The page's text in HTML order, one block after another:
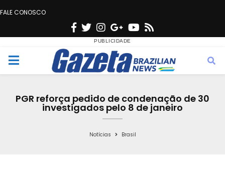
FALE CONOSCO
F
c
e
o
o
T
w
i
t
e
n
s
t
g
r
a
G
o
o
g
e
Y
u
t
b
s
M
PGR reforça pedido de condenação de 30
investigados pelo 8 de janeiro
Notícias Brasil